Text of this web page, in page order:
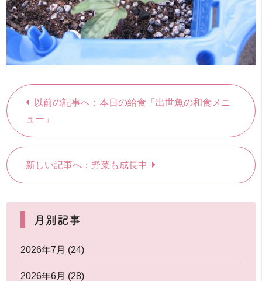
以前の記事へ：本日の給食「出世魚の和食メニ
ュー」
新しい記事へ：野菜も成長中
月別記事
2026年7月 (24)
2026年6月 (28)